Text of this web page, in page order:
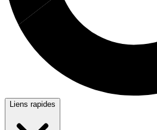
Liens rapides